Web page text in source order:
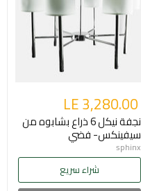
LE 3,280.00
نجفة نيكل 6 ذراع بشابوه من
سيفينكس- فضي
sphinx
شراء سريع